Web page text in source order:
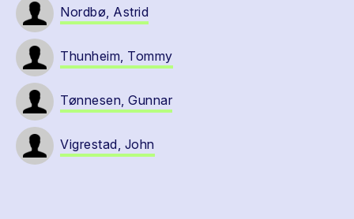
Nordbø, Astrid
Thunheim, Tommy
Tønnesen, Gunnar
Vigrestad, John